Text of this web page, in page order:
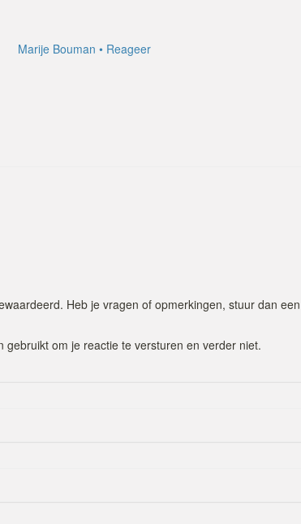
Marije Bouman
Reageer
Heb je vragen of opmerkingen, stuur dan
gebruikt om je reactie te versturen en verder niet.